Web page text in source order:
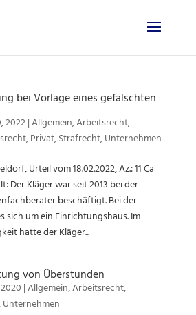
bei Vorlage eines gefälschten
2022|Allgemein,Arbeitsrecht,
,Privat,Strafrecht,Unternehmen
Urteil vom 18.02.2022, Az.: 11 Ca
Der Kläger war seit 2013 bei der
beschäftigt. Bei der
sich um ein Einrichtungshaus. Im
hatte der Kläger...
von Überstunden
|Allgemein,Arbeitsrecht,
Unternehmen